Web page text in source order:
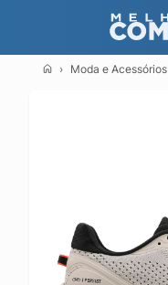
Moda e Acessórios